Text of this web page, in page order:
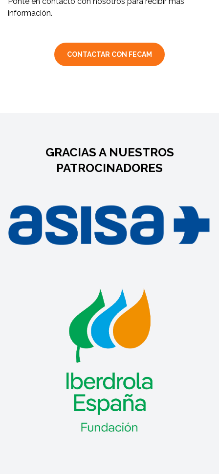
información.
CONTACTAR CON FECAM
GRACIAS A NUESTROS
PATROCINADORES